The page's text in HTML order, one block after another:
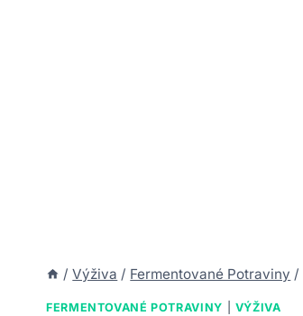
/ Výživa / Fermentované Potraviny /
FERMENTOVANÉ POTRAVINY VÝŽIVA